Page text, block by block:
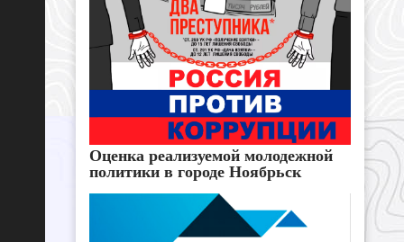
Оценка реализуемой молодежной
политики в городе Ноябрьск